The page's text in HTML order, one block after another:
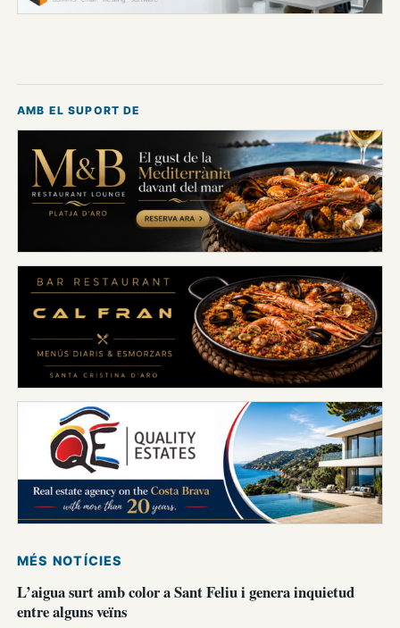
AMB EL SUPORT DE
MÉS NOTÍCIES
L’aigua surt amb color a Sant Feliu i genera inquietud
entre alguns veïns